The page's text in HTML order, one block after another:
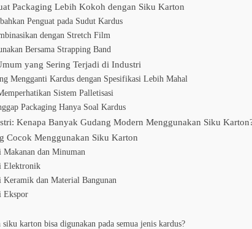
Packaging Lebih Kokoh dengan Siku Karton
Penguat pada Sudut Kardus
dengan Stretch Film
Bersama Strapping Band
yang Sering Terjadi di Industri
Mengganti Kardus dengan Spesifikasi Lebih Mahal
Sistem Palletisasi
Packaging Hanya Soal Kardus
Kenapa Banyak Gudang Modern Menggunakan Siku
Cocok Menggunakan Siku Karton
Makanan dan Minuman
Elektronik
Keramik dan Material Bangunan
Ekspor
siku karton bisa digunakan pada semua jenis kardus?